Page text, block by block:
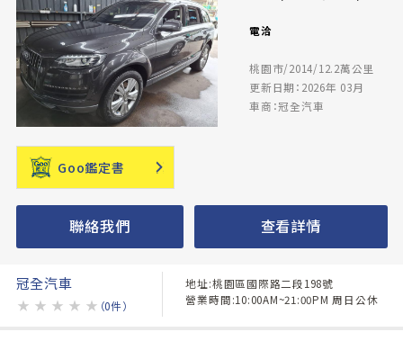
電洽
桃園市/2014/12.2萬公里
更新日期：2026年 03月
車商：冠全汽車
Goo鑑定書
聯絡我們 查看詳情
冠全汽車
★ ★ ★ ★ ★ （0件）
地址:桃園區國際路二段198號
營業時間:10:00AM~21:00PM 周日公休